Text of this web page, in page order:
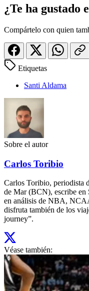
¿Te ha gustado
Compártelo con quien
Etiquetas
Santi Aldama
Sobre el autor
Carlos Toribio
Carlos Toribio, periodista
de Mar (BCN), escribe en
en análisis de NBA,
disfruta también de los
journey”.
Véase también: